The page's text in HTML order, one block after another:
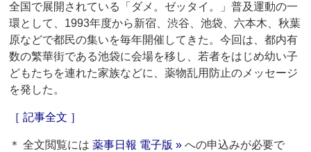
全国で展開されている「ダメ。ゼッタイ。」普及運動の一
環として、1993年度から新宿、渋谷、池袋、六本木、秋葉
原などで都民の集いを毎年開催してきた。今回は、都内有
数の繁華街である池袋に会場を移し、若者をはじめ幼い子
どもたちを連れた家族などに、薬物乱用防止のメッセージ
を発した。
［ 記事全文 ］
＊ 全文閲覧には薬事日報 電子版 » への申込みが必要で